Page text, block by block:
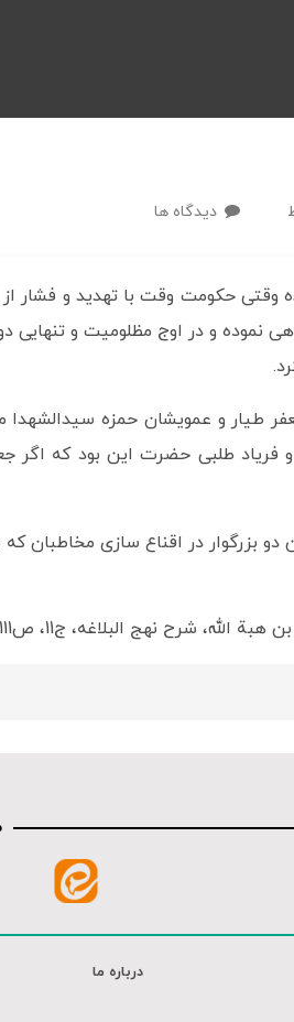
دیدگاه ها
وقتی حکومت وقت با تهدید و فشار
نموده و در اوج مظلومیت و تنهایی
طیار و عمویشان حمزه سیدالشهدا
و فریاد طلبی حضرت این بود که
دو بزرگوار در اقناع سازی
الله‏، شرح نهج البلاغه، ج11، ص111.
درباره ما